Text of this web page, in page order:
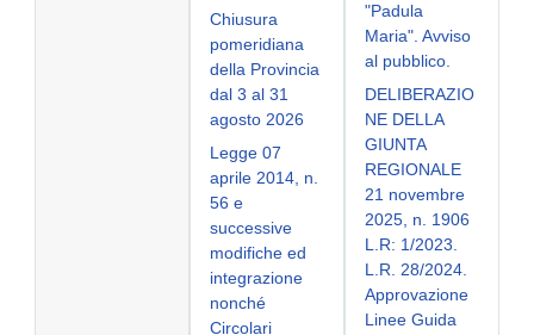
Chiusura
pomeridiana
della Provincia
dal 3 al 31
agosto 2026
Legge 07
aprile 2014, n.
56 e
successive
modifiche ed
integrazione
nonché
Circolari
"Padula
Maria". Avviso
al pubblico.
DELIBERAZIO
NE DELLA
GIUNTA
REGIONALE
21 novembre
2025, n. 1906
L.R: 1/2023.
L.R. 28/2024.
Approvazione
Linee Guida